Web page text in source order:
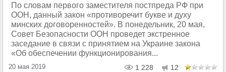
По словам первого заместителя постпреда РФ при
ООН, данный закон «противоречит букве и духу
минских договоренностей». В понедельник, 20 мая,
Совет Безопасности ООН проведет экстренное
заседание в связи с принятием на Украине закона
«Об обеспечении функционирования...
20 мая 2019 1 228 12